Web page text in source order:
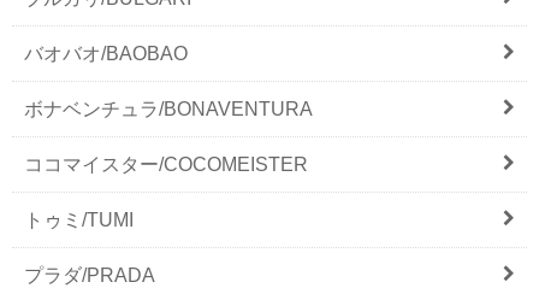
バオバオ/BAOBAO
ボナベンチュラ/BONAVENTURA
ココマイスター/COCOMEISTER
トゥミ/TUMI
プラダ/PRADA